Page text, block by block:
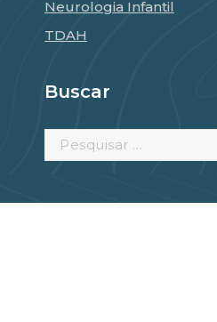
Neurologia Infantil
TDAH
Buscar
Pesquisar
por: